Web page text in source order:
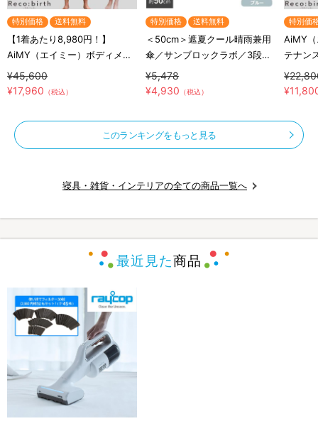
特別価格 送料無料
【1着あたり8,980円！】
AiMY（エイミー）ボディメン
テナンスウェア リカバース／
半袖半ズボン／2着セット／上
¥45,600
¥17,960 （税込）
特別価格 送料無料
＜50cm＞遮夏クール晴雨兼用
傘／サンブロックラボ／3段コ
ンパクト
¥5,478
¥4,930 （税込）
特別価
AiMY
テナン
半袖半
カバリ
このランキングをもっと見る
寝具・雑貨・インテリアの全ての商品一覧へ
最近見た商品